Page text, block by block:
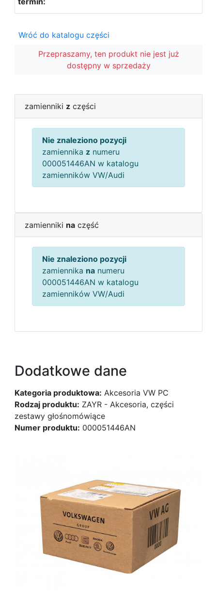
Wróć do katalogu części
Przepraszamy, ten produkt nie jest już
dostępny w sprzedaży
zamienniki z części
Nie znaleziono pozycji
zamiennika z numeru
000051446AN w katalogu
zamienników VW/Audi
zamienniki na część
Nie znaleziono pozycji
zamiennika na numeru
000051446AN w katalogu
zamienników VW/Audi
Dodatkowe dane
Kategoria produktowa: Akcesoria VW PC
Rodzaj produktu: ZAYR - Akcesoria, części
zestawy głośnomówiące
Numer produktu: 000051446AN